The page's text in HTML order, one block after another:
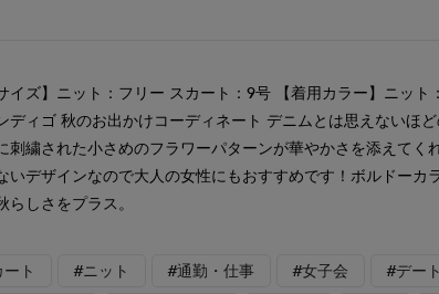
イズ】ニット：フリー スカート：9号 【着用カラー】ニット
ディゴ 秋のお出かけコーディネート デニムとは思えないほ
刺繍された小さめのフラワーパターンが華やかさを添えてく
いデザインなので大人の女性にもおすすめです！ボルドーカ
らしさをプラス。
ト #ニット #通勤・仕事 #女子会 #デート